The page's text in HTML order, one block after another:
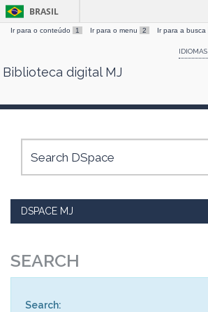
Skip
BRASIL
Ir para o conteúdo 1 Ir para o menu 2 Ir para a busca
IDIOMAS
Biblioteca digital MJ
DSPACE MJ
SEARCH
Search: